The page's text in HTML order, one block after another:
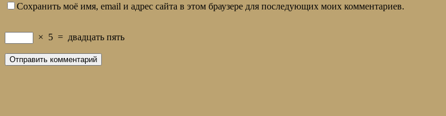
Сохранить моё имя, email и адрес сайта в этом браузере для последующих моих комментариев.
× 5 = двадцать пять